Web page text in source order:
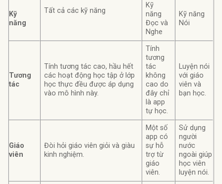
Kỹ
năng
Tất cả các kỹ năng
Kỹ
năng
Đọc và
Nghe
Kỹ năng
Nói
Tương
tác
Tính tương tác cao, hầu hết
các hoạt động học tập ở lớp
học thực đều được áp dụng
vào mô hình này.
Tính
tương
tác
không
cao do
đây chỉ
là app
tự học.
Luyện nói
với giáo
viên và
bạn học.
Giáo
viên
Đòi hỏi giáo viên giỏi và giàu
kinh nghiệm.
Một số
app có
sự hỗ
trợ từ
giáo
viên.
Sử dụng
người
nước
ngoài giúp
học viên
luyện nói.